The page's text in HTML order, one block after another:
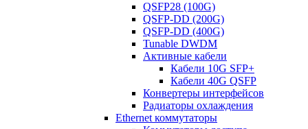
QSFP28 (100G)
QSFP-DD (200G)
QSFP-DD (400G)
Tunable DWDM
Активные кабели
Кабели 10G SFP+
Кабели 40G QSFP
Конвертеры интерфейсов
Радиаторы охлаждения
Ethernet коммутаторы